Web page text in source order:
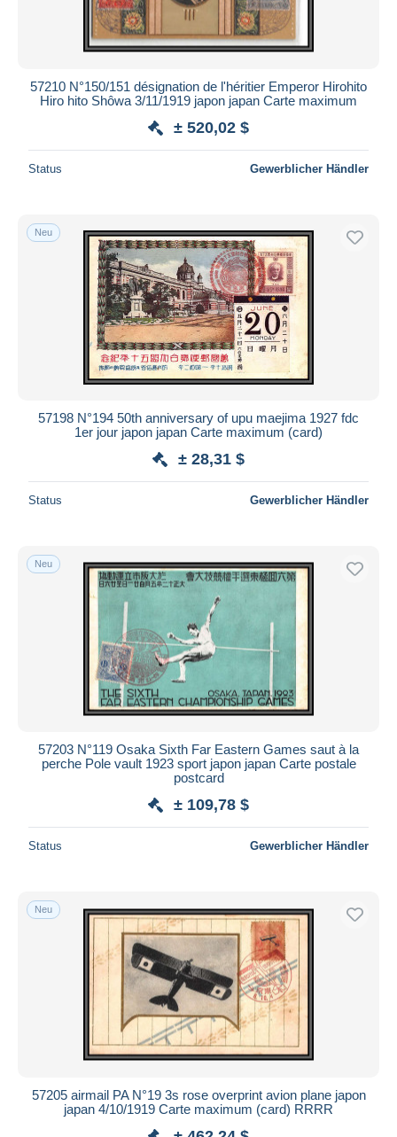
57210 N°150/151 désignation de l'héritier Emperor Hirohito
Hiro hito Shôwa 3/11/1919 japon japan Carte maximum
± 520,02 $
Status Gewerblicher Händler
Neu
57198 N°194 50th anniversary of upu maejima 1927 fdc
1er jour japon japan Carte maximum (card)
± 28,31 $
Status Gewerblicher Händler
Neu
57203 N°119 Osaka Sixth Far Eastern Games saut à la
perche Pole vault 1923 sport japon japan Carte postale
postcard
± 109,78 $
Status Gewerblicher Händler
Neu
57205 airmail PA N°19 3s rose overprint avion plane japon
japan 4/10/1919 Carte maximum (card) RRRR